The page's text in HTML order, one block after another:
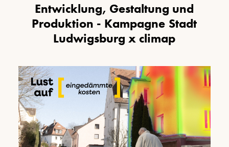
Entwicklung, Gestaltung und
Produktion - Kampagne Stadt
Ludwigsburg xclimap